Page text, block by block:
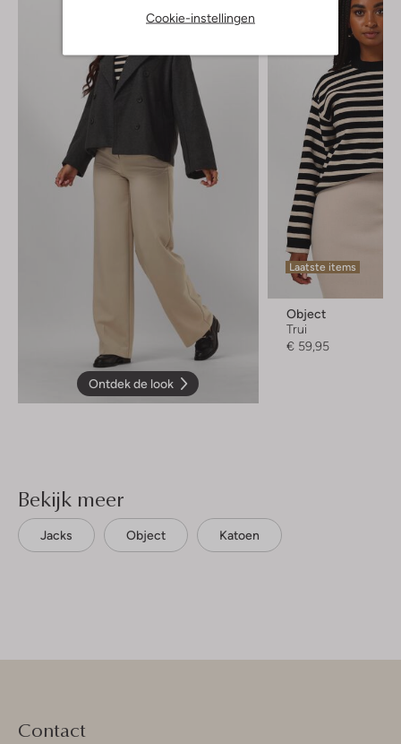
Cookie-instellingen
Ontdek de look
Laatste items
Object
Trui
€ 59,95
Bekijk meer
Jacks Object Katoen
Contact